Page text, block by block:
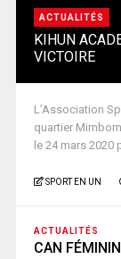
ACTUALITÉS
KIHUN
VICTOIRE
L’Association
quartier
le 24 mars 2020
SPORT EN UN
ACTUALITÉS
CAN